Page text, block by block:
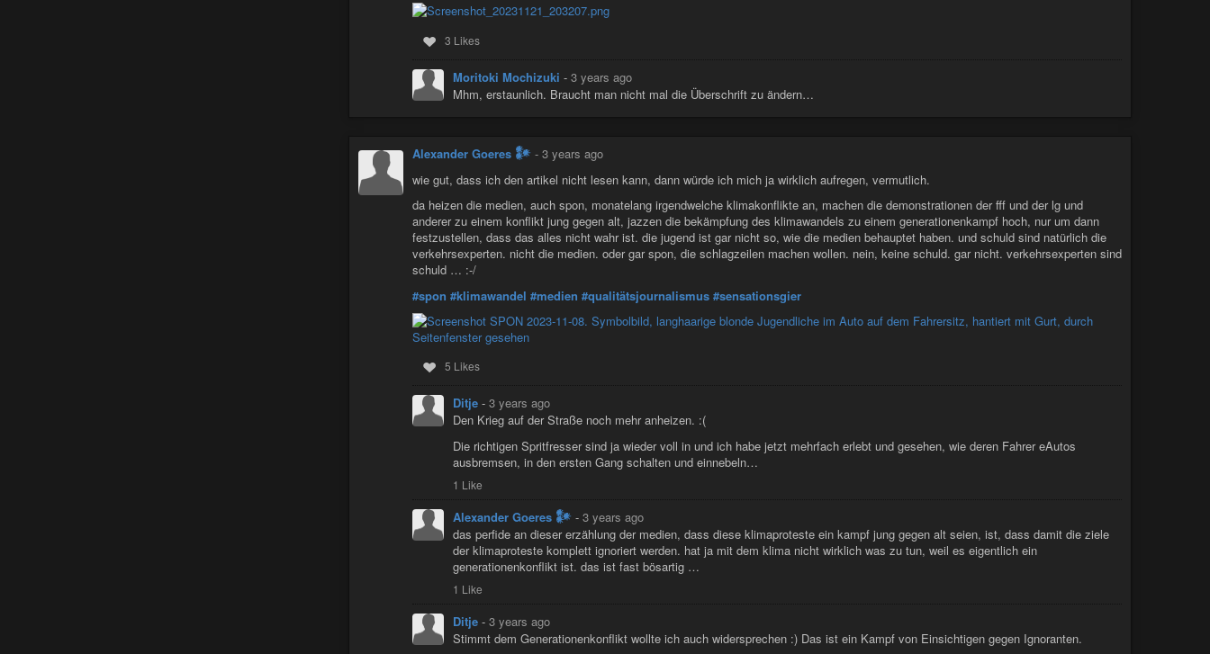
3 Likes
Moritoki Mochizuki - 3 years ago
Mhm, erstaunlich. Braucht man nicht mal die Überschrift zu ändern…
Alexander Goeres 𒀯 - 3 years ago
wie gut, dass ich den artikel nicht lesen kann, dann würde ich mich ja wirklich aufregen, vermutlich.
da heizen die medien, auch spon, monatelang irgendwelche klimakonflikte an, machen die demonstrationen der fff und der lg und
anderer zu einem konflikt jung gegen alt, jazzen die bekämpfung des klimawandels zu einem generationenkampf hoch, nur um dann
festzustellen, dass das alles nicht wahr ist. die jugend ist gar nicht so, wie die medien behauptet haben. und schuld sind natürlich die
verkehrsexperten. nicht die medien. oder gar spon, die schlagzeilen machen wollen. nein, keine schuld. gar nicht. verkehrsexperten sind
schuld … :-/
#spon #klimawandel #medien #qualitätsjournalismus #sensationsgier
5 Likes
Ditje - 3 years ago
Den Krieg auf der Straße noch mehr anheizen. :(
Die richtigen Spritfresser sind ja wieder voll in und ich habe jetzt mehrfach erlebt und gesehen, wie deren Fahrer eAutos
ausbremsen, in den ersten Gang schalten und einnebeln…
1 Like
Alexander Goeres 𒀯 - 3 years ago
das perfide an dieser erzählung der medien, dass diese klimaproteste ein kampf jung gegen alt seien, ist, dass damit die ziele
der klimaproteste komplett ignoriert werden. hat ja mit dem klima nicht wirklich was zu tun, weil es eigentlich ein
generationenkonflikt ist. das ist fast bösartig …
1 Like
Ditje - 3 years ago
Stimmt dem Generationenkonflikt wollte ich auch widersprechen :) Das ist ein Kampf von Einsichtigen gegen Ignoranten.